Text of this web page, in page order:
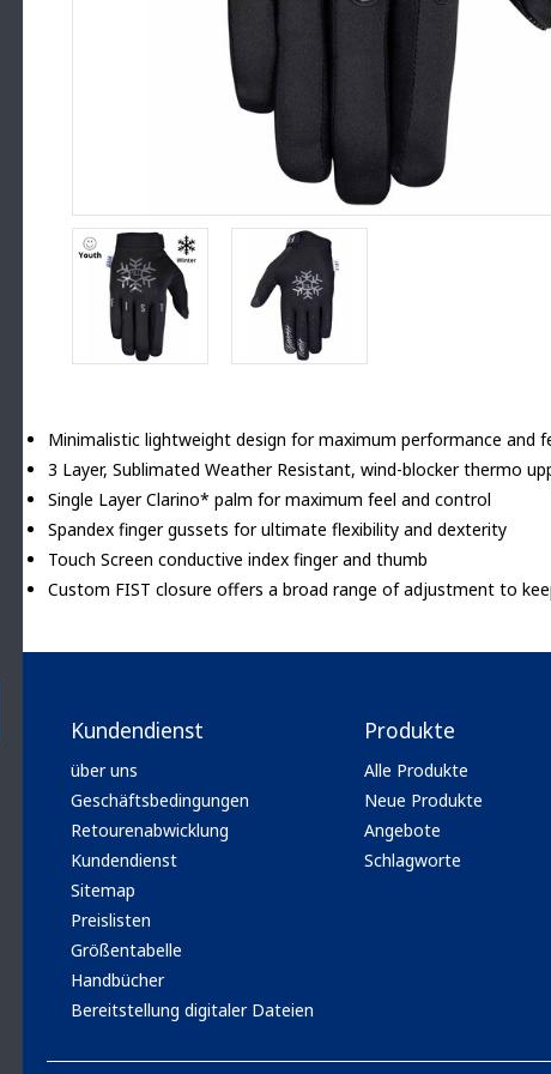
Ventury accessoires
Performance accessoires
Ventury accessoires
Primal / Split / Hustle accessoires
Buzz kid lenses & accessoires
Venom 3200 / Atzaki 3201 lenses
Minimalistic lightweight design for maximum performance and
3 Layer, Sublimated Weather Resistant, wind-blocker thermo
Single Layer Clarino* palm for maximum feel and control
Spandex finger gussets for ultimate flexibility and dexterity
Touch Screen conductive index finger and thumb
Custom FIST closure offers a broad range of adjustment to
Kundendienst
über uns
Geschäftsbedingungen
Retourenabwicklung
Kundendienst
Sitemap
Preislisten
Größentabelle
Handbücher
Bereitstellung digitaler Dateien
Produkte
Alle Produkte
Neue Produkte
Angebote
Schlagworte